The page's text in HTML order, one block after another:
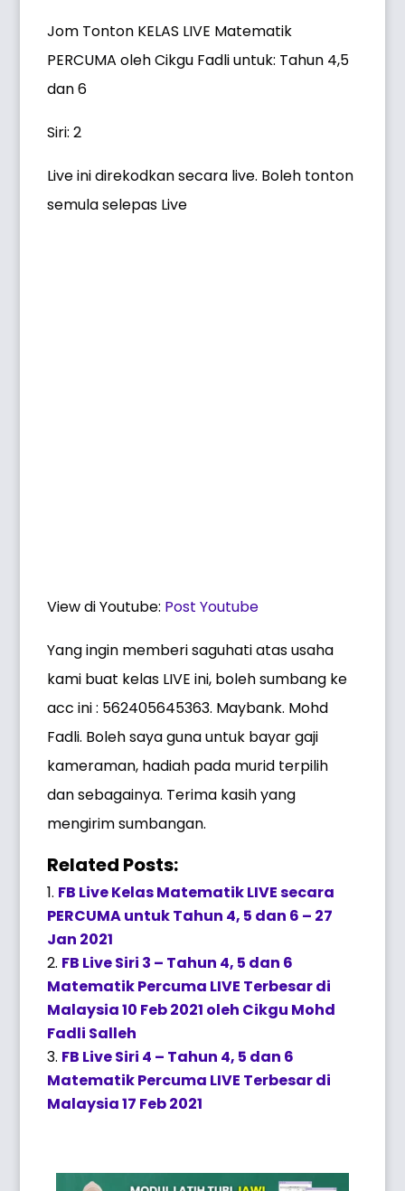
Jom Tonton KELAS LIVE Matematik
PERCUMA oleh Cikgu Fadli untuk: Tahun 4,5
dan 6
Siri: 2
Live ini direkodkan secara live. Boleh tonton
semula selepas Live
View di Youtube: Post Youtube
Yang ingin memberi saguhati atas usaha
kami buat kelas LIVE ini, boleh sumbang ke
acc ini : 562405645363. Maybank. Mohd
Fadli. Boleh saya guna untuk bayar gaji
kameraman, hadiah pada murid terpilih
dan sebagainya. Terima kasih yang
mengirim sumbangan.
Related Posts:
FB Live Kelas Matematik LIVE secara
PERCUMA untuk Tahun 4, 5 dan 6 – 27
Jan 2021
FB Live Siri 3 – Tahun 4, 5 dan 6
Matematik Percuma LIVE Terbesar di
Malaysia 10 Feb 2021 oleh Cikgu Mohd
Fadli Salleh
FB Live Siri 4 – Tahun 4, 5 dan 6
Matematik Percuma LIVE Terbesar di
Malaysia 17 Feb 2021